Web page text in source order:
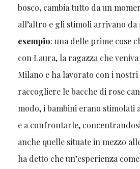
bosco, cambia tutto da un
all’altro e gli stimoli arrivano da
esempio: una delle prime cose
con Laura, la ragazza che
Milano e ha lavorato con i nostri
raccogliere le bacche di rose
modo, i bambini erano stimolati
e a confrontarle,
anche quelle situate in mezzo
ha detto che un’esperienza